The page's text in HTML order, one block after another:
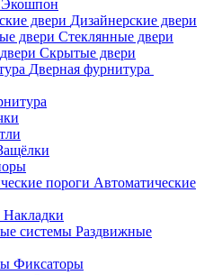
Экошпон
Дизайнерские двери
Стеклянные двери
Скрытые двери
Дверная фурнитура
Автоматические
Накладки
Раздвижные
Фиксаторы